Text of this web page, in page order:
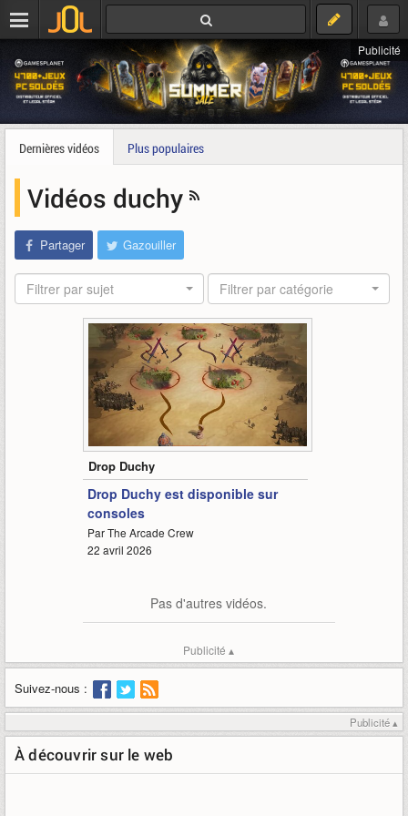
Publicité
Dernières vidéos Plus populaires
Vidéos duchy
Partager Gazouiller
Filtrer par sujet Filtrer par catégorie
1:12
Drop Duchy
Drop Duchy est disponible sur
consoles
Par The Arcade Crew
22 avril 2026
Pas d'autres vidéos.
Publicité ▴
Suivez-nous :
Publicité ▴
À découvrir sur le web